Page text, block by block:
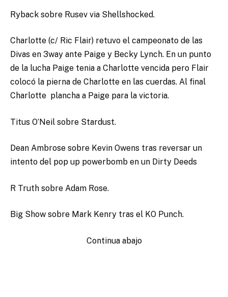
Ryback sobre Rusev via Shellshocked.
Charlotte (c/ Ric Flair) retuvo el campeonato de las
Divas en 3way ante Paige y Becky Lynch. En un punto
de la lucha Paige tenia a Charlotte vencida pero Flair
colocó la pierna de Charlotte en las cuerdas. Al final
Charlotte plancha a Paige para la victoria.
Titus O’Neil sobre Stardust.
Dean Ambrose sobre Kevin Owens tras reversar un
intento del pop up powerbomb en un Dirty Deeds
R Truth sobre Adam Rose.
Big Show sobre Mark Kenry tras el KO Punch.
Continua abajo